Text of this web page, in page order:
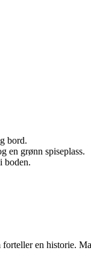
bord.
en grønn spiseplass.
boden.
en historie.